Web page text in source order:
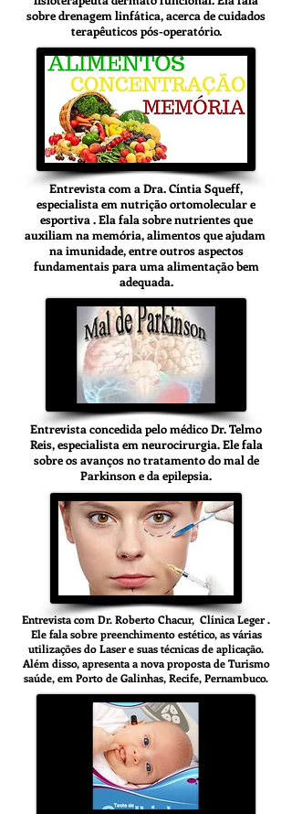
sobre drenagem linfática, acerca de cuidados
terapêuticos pós-operatório.
Entrevista com a Dra. Cíntia Squeff,
especialista em nutrição ortomolecular e
esportiva . Ela fala sobre nutrientes que
auxiliam na memória, alimentos que ajudam
na imunidade, entre outros aspectos
fundamentais para uma alimentação bem
adequada.
Entrevista concedida pelo médico Dr. Telmo
Reis, especialista em neurocirurgia. Ele fala
sobre os avanços no tratamento do mal de
Parkinson e da epilepsia.
Entrevista com Dr. Roberto Chacur, Clínica Leger .
Ele fala sobre preenchimento estético, as várias
utilizações do Laser e suas técnicas de aplicação.
Além disso, apresenta a nova proposta de Turismo
saúde, em Porto de Galinhas, Recife, Pernambuco.